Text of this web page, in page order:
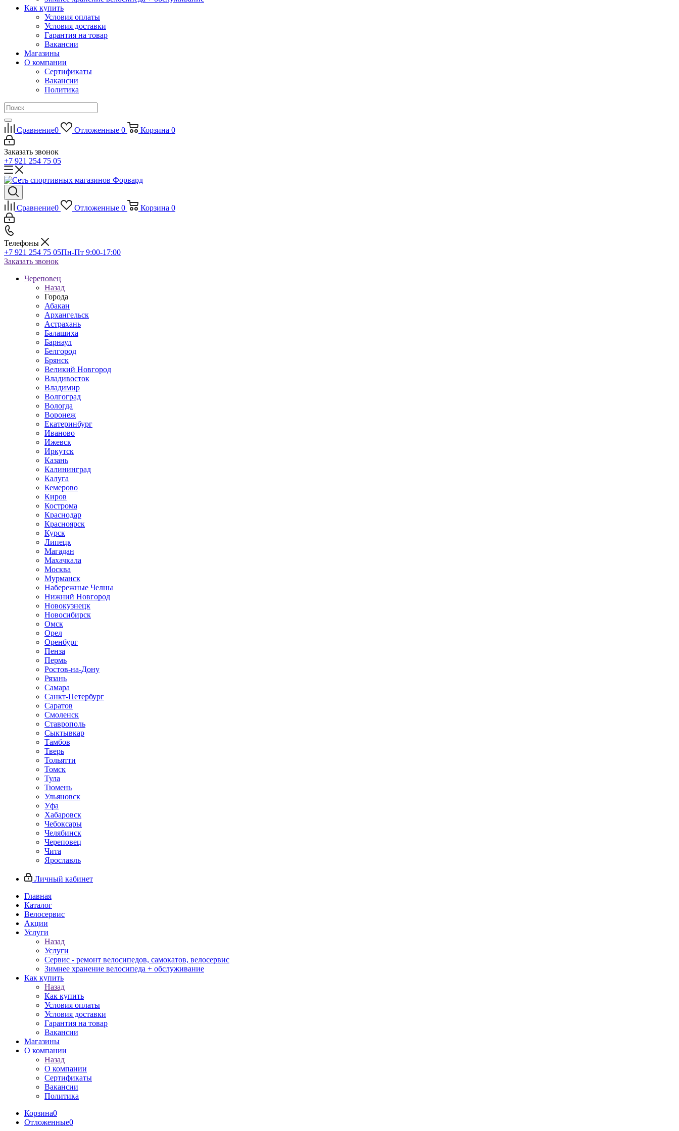
Как купить
Условия оплаты
Условия доставки
Гарантия на товар
Вакансии
Магазины
О компании
Сертификаты
Вакансии
Политика
Сравнение0 Отложенные 0 Корзина 0
Заказать звонок
+7 921 254 75 05
Сравнение0 Отложенные 0 Корзина 0
Телефоны
+7 921 254 75 05Пн-Пт 9:00-17:00
Заказать звонок
Череповец
Назад
Города
Абакан
Архангельск
Астрахань
Балашиха
Барнаул
Белгород
Брянск
Великий Новгород
Владивосток
Владимир
Волгоград
Вологда
Воронеж
Екатеринбург
Иваново
Ижевск
Иркутск
Казань
Калининград
Калуга
Кемерово
Киров
Кострома
Краснодар
Красноярск
Курск
Липецк
Магадан
Махачкала
Москва
Мурманск
Набережные Челны
Нижний Новгород
Новокузнецк
Новосибирск
Омск
Орел
Оренбург
Пенза
Пермь
Ростов-на-Дону
Рязань
Самара
Санкт-Петербург
Саратов
Смоленск
Ставрополь
Сыктывкар
Тамбов
Тверь
Тольятти
Томск
Тула
Тюмень
Ульяновск
Уфа
Хабаровск
Чебоксары
Челябинск
Череповец
Чита
Ярославль
Личный кабинет
Главная
Каталог
Велосервис
Акции
Услуги
Назад
Услуги
Сервис - ремонт велосипедов, самокатов, велосервис
Зимнее хранение велосипеда + обслуживание
Как купить
Назад
Как купить
Условия оплаты
Условия доставки
Гарантия на товар
Вакансии
Магазины
О компании
Назад
О компании
Сертификаты
Вакансии
Политика
Корзина0
Отложенные0